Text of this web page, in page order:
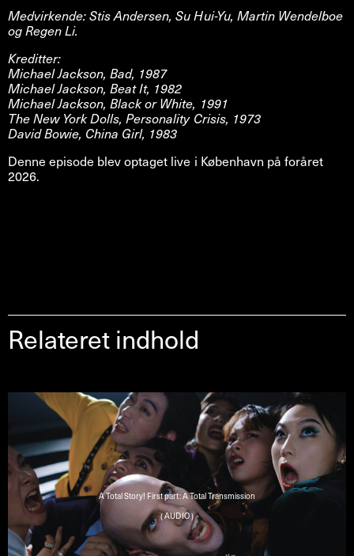
Medvirkende: Stis Andersen, Su Hui-Yu, Martin Wendelboe
og Regen Li.
Kreditter:
Michael Jackson, Bad, 1987
Michael Jackson, Beat It, 1982
Michael Jackson, Black or White, 1991
The New York Dolls, Personality Crisis, 1973
David Bowie, China Girl, 1983
Denne episode blev optaget live i København på foråret
2026.
Relateret indhold
A Total Story! First part: A Total Transmission
( AUDIO )